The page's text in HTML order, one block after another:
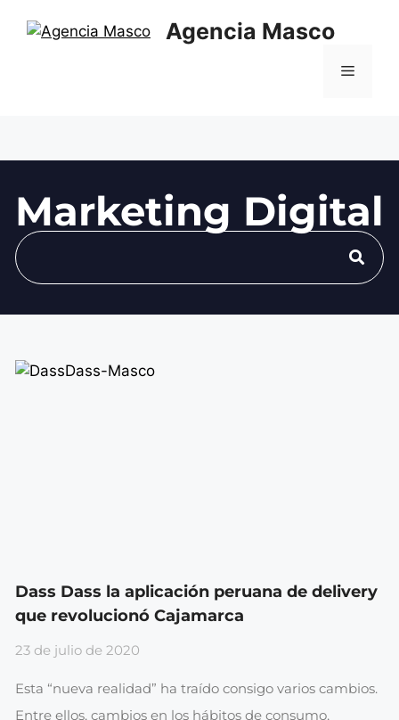
Agencia Masco
Marketing Digital
Dass Dass la aplicación peruana de delivery
que revolucionó Cajamarca
23 de julio de 2020
Esta “nueva realidad” ha traído consigo varios cambios.
Entre ellos, cambios en los hábitos de consumo,